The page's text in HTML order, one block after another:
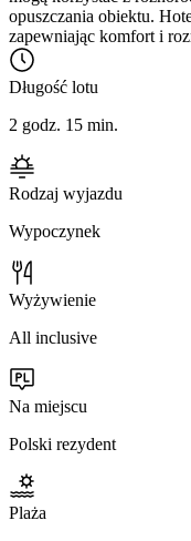
opuszczania obiektu.
zapewniając komfort i
Długość lotu
2 godz. 15 min.
Rodzaj wyjazdu
Wypoczynek
Wyżywienie
All inclusive
Na miejscu
Polski rezydent
Plaża